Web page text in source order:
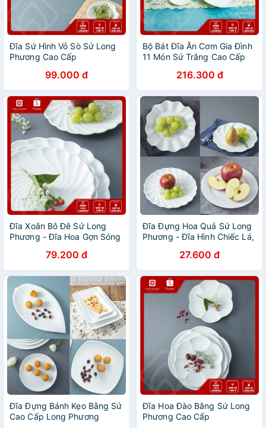
Đĩa Sứ Hình Vỏ Sò Sứ Long
Phương Cao Cấp
99.000 đ
Bộ Bát Đĩa Ăn Cơm Gia Đình
11 Món Sứ Trắng Cao Cấp
216.300 đ
Đĩa Xoắn Bô Đê Sứ Long
Phương - Đĩa Hoa Gợn Sóng
79.200 đ
Đĩa Đựng Hoa Quả Sứ Long
Phương - Đĩa Hình Chiếc Lá,
27.600 đ
Đĩa Đựng Bánh Kẹo Bằng Sứ
Cao Cấp Long Phương
Đĩa Hoa Đào Bằng Sứ Long
Phương Cao Cấp